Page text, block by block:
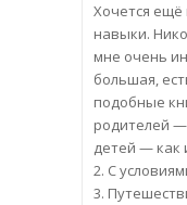
Хочется ещё
навыки.
мне очень
большая,
подобные
родителей —
детей — как
2. С
3.